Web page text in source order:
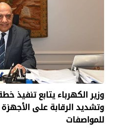
وزير الكهرباء يتابع تنفيذ
وتشديد الرقابة على
للمواصفات